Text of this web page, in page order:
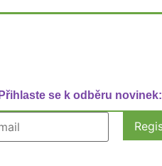
Přihlaste se k odběru novinek: